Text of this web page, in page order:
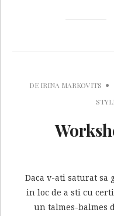
DE IRINA MARKOVITS
Daca v-ati saturat sa
in loc de a sti cu
un talmes-balmes